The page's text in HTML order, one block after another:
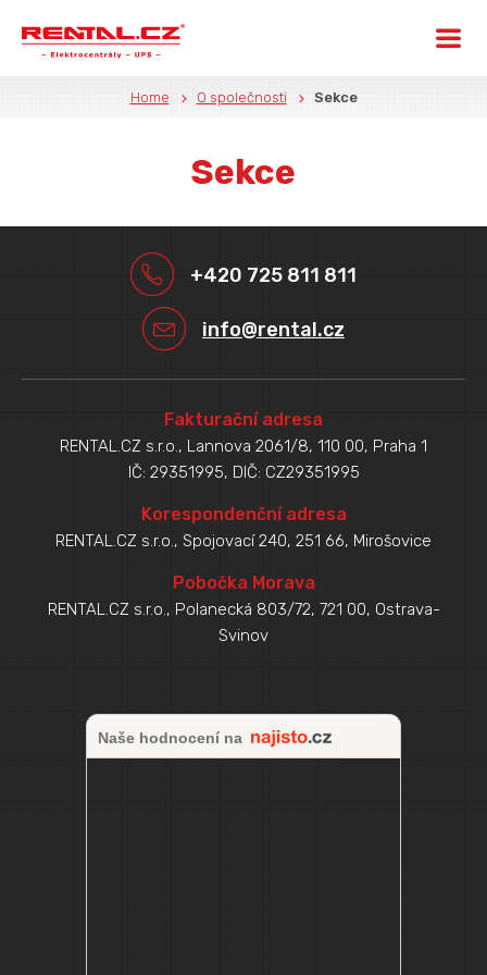
Home O společnosti Sekce
Sekce
+420 725 811 811
info@rental.cz
Fakturační adresa
RENTAL.CZ s.r.o., Lannova 2061/8, 110 00, Praha 1
IČ: 29351995, DIČ: CZ29351995
Korespondenční adresa
RENTAL.CZ s.r.o., Spojovací 240, 251 66, Mirošovice
Pobočka Morava
RENTAL.CZ s.r.o., Polanecká 803/72, 721 00, Ostrava-
Svinov
Naše hodnocení na